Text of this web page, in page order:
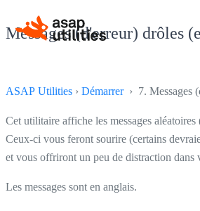
Messages (d'erreur) drôles
ASAP Utilities › Démarrer› 7. Messages
Cet utilitaire affiche les messages aléatoires
Ceux-ci vous feront sourire (certains
et vous offriront un peu de distraction dans
Les messages sont en anglais.